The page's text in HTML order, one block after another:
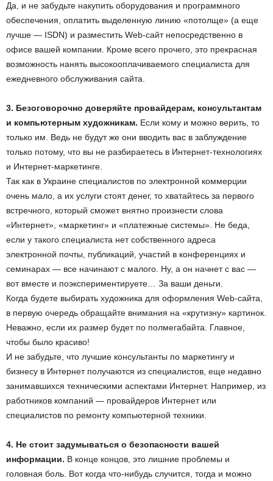
Да, и не забудьте накупить оборудования и программного
обеспечения, оплатить выделенную линию «потолще» (а еще
лучше — ISDN) и разместить Web-сайт непосредственно в
офисе вашей компании. Кроме всего прочего, это прекрасная
возможность нанять высокооплачиваемого специалиста для
ежедневного обслуживания сайта.
3. Безоговорочно доверяйте провайдерам, консультантам
и компьютерным художникам. Если кому и можно верить, то
только им. Ведь не будут же они вводить вас в заблуждение
только потому, что вы не разбираетесь в Интернет-технологиях
и Интернет-маркетинге.
Так как в Украине специалистов по электронной коммерции
очень мало, а их услуги стоят денег, то хватайтесь за первого
встречного, который сможет внятно произнести слова
«Интернет», «маркетинг» и «платежные системы». Не беда,
если у такого специалиста нет собственного адреса
электронной почты, публикаций, участий в конференциях и
семинарах — все начинают с малого. Ну, а он начнет с вас —
вот вместе и поэкспериментируете… За ваши деньги.
Когда будете выбирать художника для оформления Web-сайта,
в первую очередь обращайте внимания на «крутизну» картинок.
Неважно, если их размер будет по полмегабайта. Главное,
чтобы было красиво!
И не забудьте, что лучшие консультанты по маркетингу и
бизнесу в Интернет получаются из специалистов, еще недавно
занимавшихся техническими аспектами Интернет. Например, из
работников компаний — провайдеров Интернет или
специалистов по ремонту компьютерной техники.
4. Не стоит задумываться о безопасности вашей
информации. В конце концов, это лишние проблемы и
головная боль. Вот когда что-нибудь случится, тогда и можно